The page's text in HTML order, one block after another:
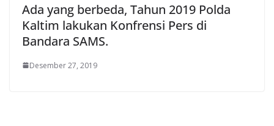
Ada yang berbeda, Tahun 2019 Polda
Kaltim lakukan Konfrensi Pers di
Bandara SAMS.
Desember 27, 2019